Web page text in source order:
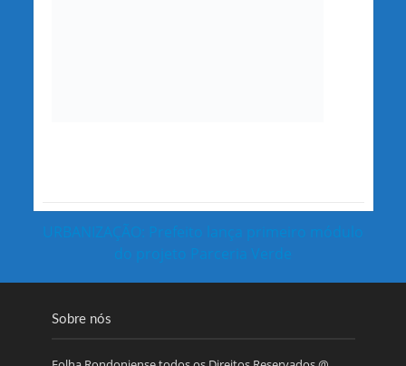
URBANIZAÇÃO: Prefeito lança primeiro módulo
do projeto Parceria Verde
Sobre nós